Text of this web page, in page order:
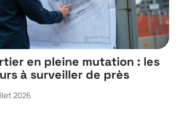
en pleine mutation : les
à surveiller de près
2026